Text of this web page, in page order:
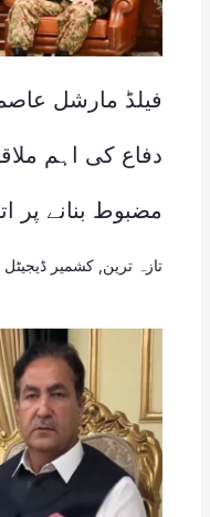
فیلڈ مارشل
دفاع کی اہم
مضبوط بنانے پر
تازہ ترین کشمیر ڈیجیٹل